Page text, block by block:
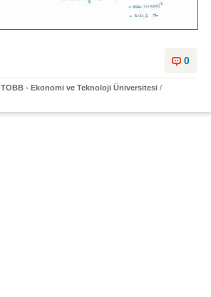
0
TOBB - Ekonomi ve Teknoloji Üniversitesi /